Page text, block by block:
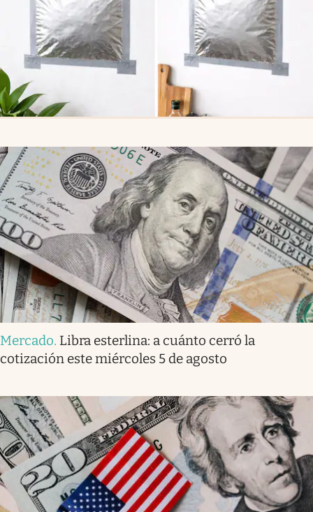
Mercado. Libra esterlina: a cuánto cerró la
cotización este miércoles 5 de agosto